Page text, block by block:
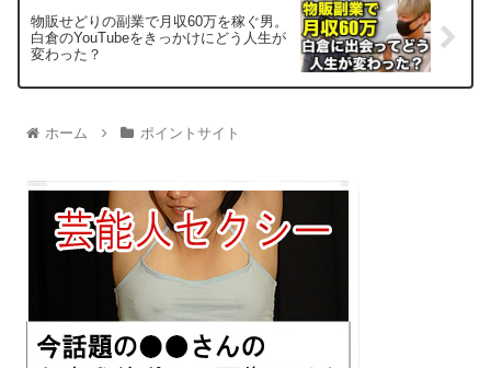
物販せどりの副業で月収60万を稼ぐ男。
白倉のYouTubeをきっかけにどう人生が
変わった？
ホーム ポイントサイト